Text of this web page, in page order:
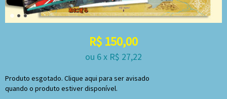
R$ 150,00
ou 6x R$ 27,22
Produto esgotado. Clique aqui para ser avisado
quando o produto estiver disponível.